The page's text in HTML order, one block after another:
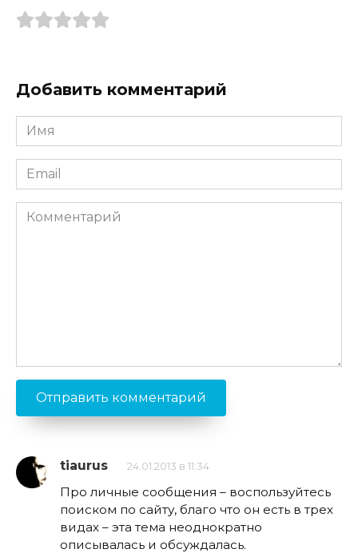
Добавить комментарий
Имя
*
Email
*
Комментарий
tiaurus 24.01.2013 в 11:34
Про личные сообщения – воспользуйтесь
поиском по сайту, благо что он есть в трех
видах – эта тема неоднократно
описывалась и обсуждалась.